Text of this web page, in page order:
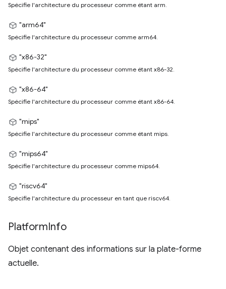
Spécifie l'architecture du processeur comme étant arm.
"arm64"
Spécifie l'architecture du processeur comme arm64.
"x86-32"
Spécifie l'architecture du processeur comme étant x86-32.
"x86-64"
Spécifie l'architecture du processeur comme étant x86-64.
"mips"
Spécifie l'architecture du processeur comme étant mips.
"mips64"
Spécifie l'architecture du processeur comme mips64.
"riscv64"
Spécifie l'architecture du processeur en tant que riscv64.
PlatformInfo
Objet contenant des informations sur la plate-forme
actuelle.